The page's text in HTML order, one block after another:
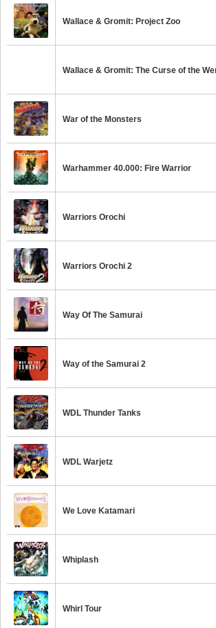
Wallace & Gromit: Project Zoo
Wallace & Gromit: The Curse of the
War of the Monsters
Warhammer 40.000: Fire Warrior
Warriors Orochi
Warriors Orochi 2
Way Of The Samurai
Way of the Samurai 2
WDL Thunder Tanks
WDL Warjetz
We Love Katamari
Whiplash
Whirl Tour